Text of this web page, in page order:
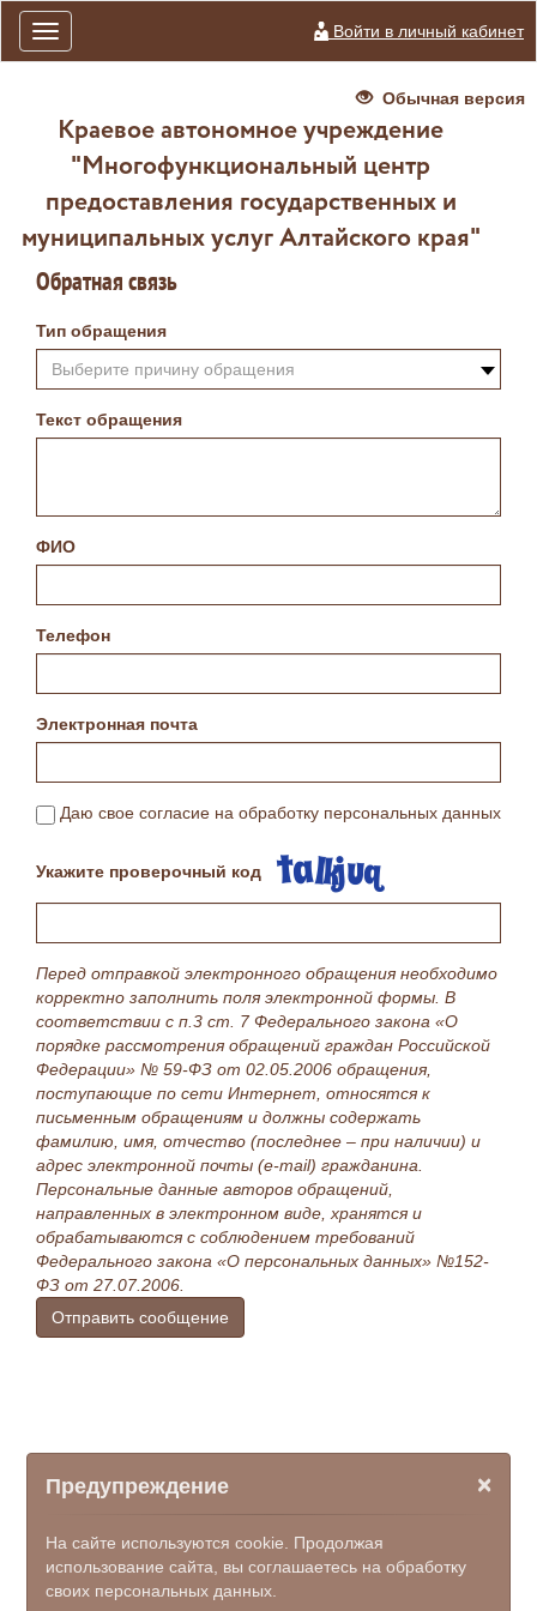
Toggle
navigation
Войти в личный кабинет
Обычная версия
Краевое автономное учреждение
"Многофункциональный центр
предоставления государственных и
муниципальных услуг Алтайского края"
Обратная связь
Тип обращения
Выберите причину обращения
Текст обращения
ФИО
Телефон
Электронная почта
Даю свое согласие на обработку персональных данных
Укажите проверочный код
Перед отправкой электронного обращения необходимо
корректно заполнить поля электронной формы. В
соответствии с п.3 ст. 7 Федерального закона «О
порядке рассмотрения обращений граждан Российской
Федерации» № 59-ФЗ от 02.05.2006 обращения,
поступающие по сети Интернет, относятся к
письменным обращениям и должны содержать
фамилию, имя, отчество (последнее – при наличии) и
адрес электронной почты (e-mail) гражданина.
Персональные данные авторов обращений,
направленных в электронном виде, хранятся и
обрабатываются с соблюдением требований
Федерального закона «О персональных данных» №152-
ФЗ от 27.07.2006.
Отправить сообщение
×
Предупреждение
На сайте используются cookie. Продолжая
использование сайта, вы соглашаетесь на обработку
своих персональных данных.